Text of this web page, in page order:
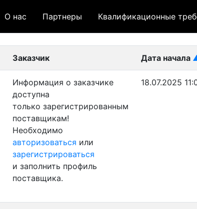
О нас Партнеры Квалификационные
Заказчик Дата начала
Информация о заказчике
доступна
только зарегистрированным
поставщикам!
Необходимо
авторизоваться или
зарегистрироваться
и заполнить профиль
поставщика.
18.07.2025